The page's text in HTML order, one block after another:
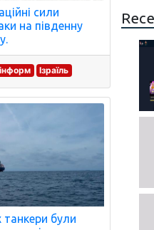
сили
на південну
Ізраїль
були